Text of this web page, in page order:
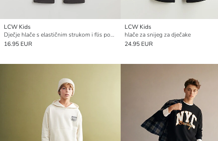
LCW Kids
Dječje hlače s elastičnim strukom i flis podstavom
16.95 EUR
LCW Kids
hlače za snijeg za dječake
24.95 EUR